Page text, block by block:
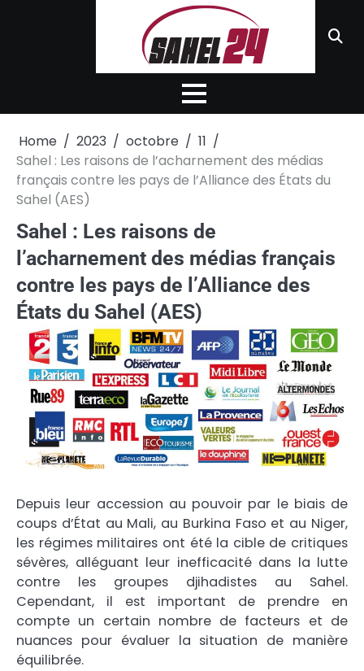
Home 2023 octobre
11
Sahel : Les raisons de l’acharnement des médias
français contre les pays de l’Alliance des États du
Sahel (AES)
Sahel : Les raisons de
l’acharnement des médias français
contre les pays de l’Alliance des
États du Sahel (AES)
Depuis leur accession au pouvoir par le biais de
coups d’État au Mali, au Burkina Faso et au Niger,
les régimes militaires ont été la cible de critiques
sévères, alléguant leur inefficacité dans la lutte
contre les groupes djihadistes au Sahel.
Cependant, il est important de prendre en
compte un certain nombre de facteurs et de
nuances pour évaluer la situation de manière
équilibrée.